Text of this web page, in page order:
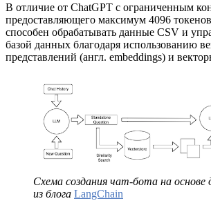
В отличие от ChatGPT с ограниченным
предоставляющего максимум 4096
способен обрабатывать данные CSV и
базой данных благодаря использованию
представлений (англ. embeddings) и
Схема создания чат-бота на основе
из блога LangChain